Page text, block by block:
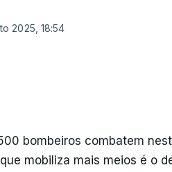
2025, 18:54
bombeiros combatem
mobiliza mais meios é o